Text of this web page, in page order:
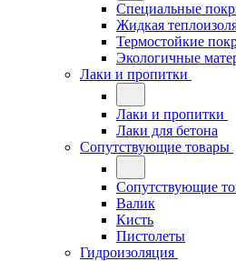
Специальные
Жидкая
Термостойкие
Экологичные
Лаки и пропитки
Лаки и пропитки
Лаки для бетона
Сопутствующие товары
Сопутствующие
Валик
Кисть
Пистолеты
Гидроизоляция